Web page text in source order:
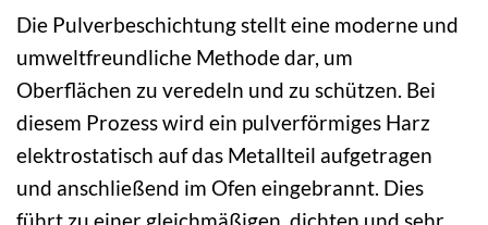
Die Pulverbeschichtung stellt eine moderne und
umweltfreundliche Methode dar, um
Oberflächen zu veredeln und zu schützen. Bei
diesem Prozess wird ein pulverförmiges Harz
elektrostatisch auf das Metallteil aufgetragen
und anschließend im Ofen eingebrannt. Dies
führt zu einer gleichmäßigen, dichten und sehr